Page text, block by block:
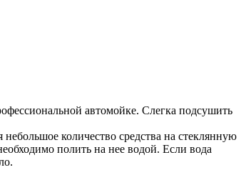
автомойке. Слегка подсушить
количество средства на стеклянную
полить на нее водой. Если вода